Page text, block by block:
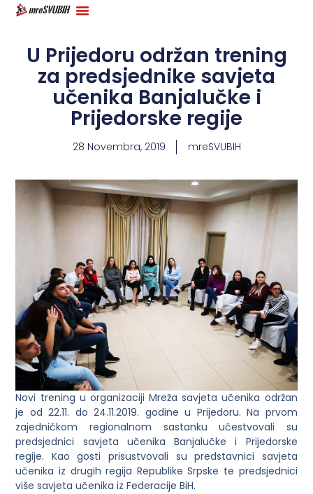
U Prijedoru održan trening
za predsjednike savjeta
učenika Banjalučke i
Prijedorske regije
28 Novembra, 2019 mreSVUBIH
Novi trening u organizaciji Mreža savjeta učenika održan
je od 22.11. do 24.11.2019. godine u Prijedoru. Na prvom
zajedničkom regionalnom sastanku učestvovali su
predsjednici savjeta učenika Banjalučke i Prijedorske
regije. Kao gosti prisustvovali su predstavnici savjeta
učenika iz drugih regija Republike Srpske te predsjednici
više savjeta učenika iz Federacije BiH.